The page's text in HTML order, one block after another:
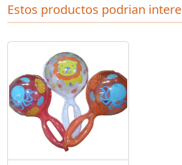
Estos productos podrian